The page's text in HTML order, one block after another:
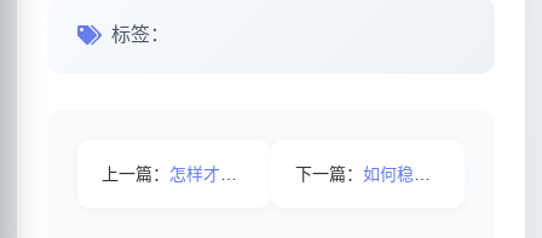
标签：
上一篇： 怎样才能写出一篇优质伪原创文章 下一篇： 如何稳定提升网站关键词排名